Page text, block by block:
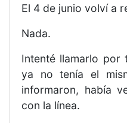
El 4 de junio volví a
Nada.
Intenté llamarlo por
ya no tenía el
informaron, había
con la línea.